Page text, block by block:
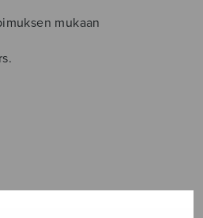
mukaan